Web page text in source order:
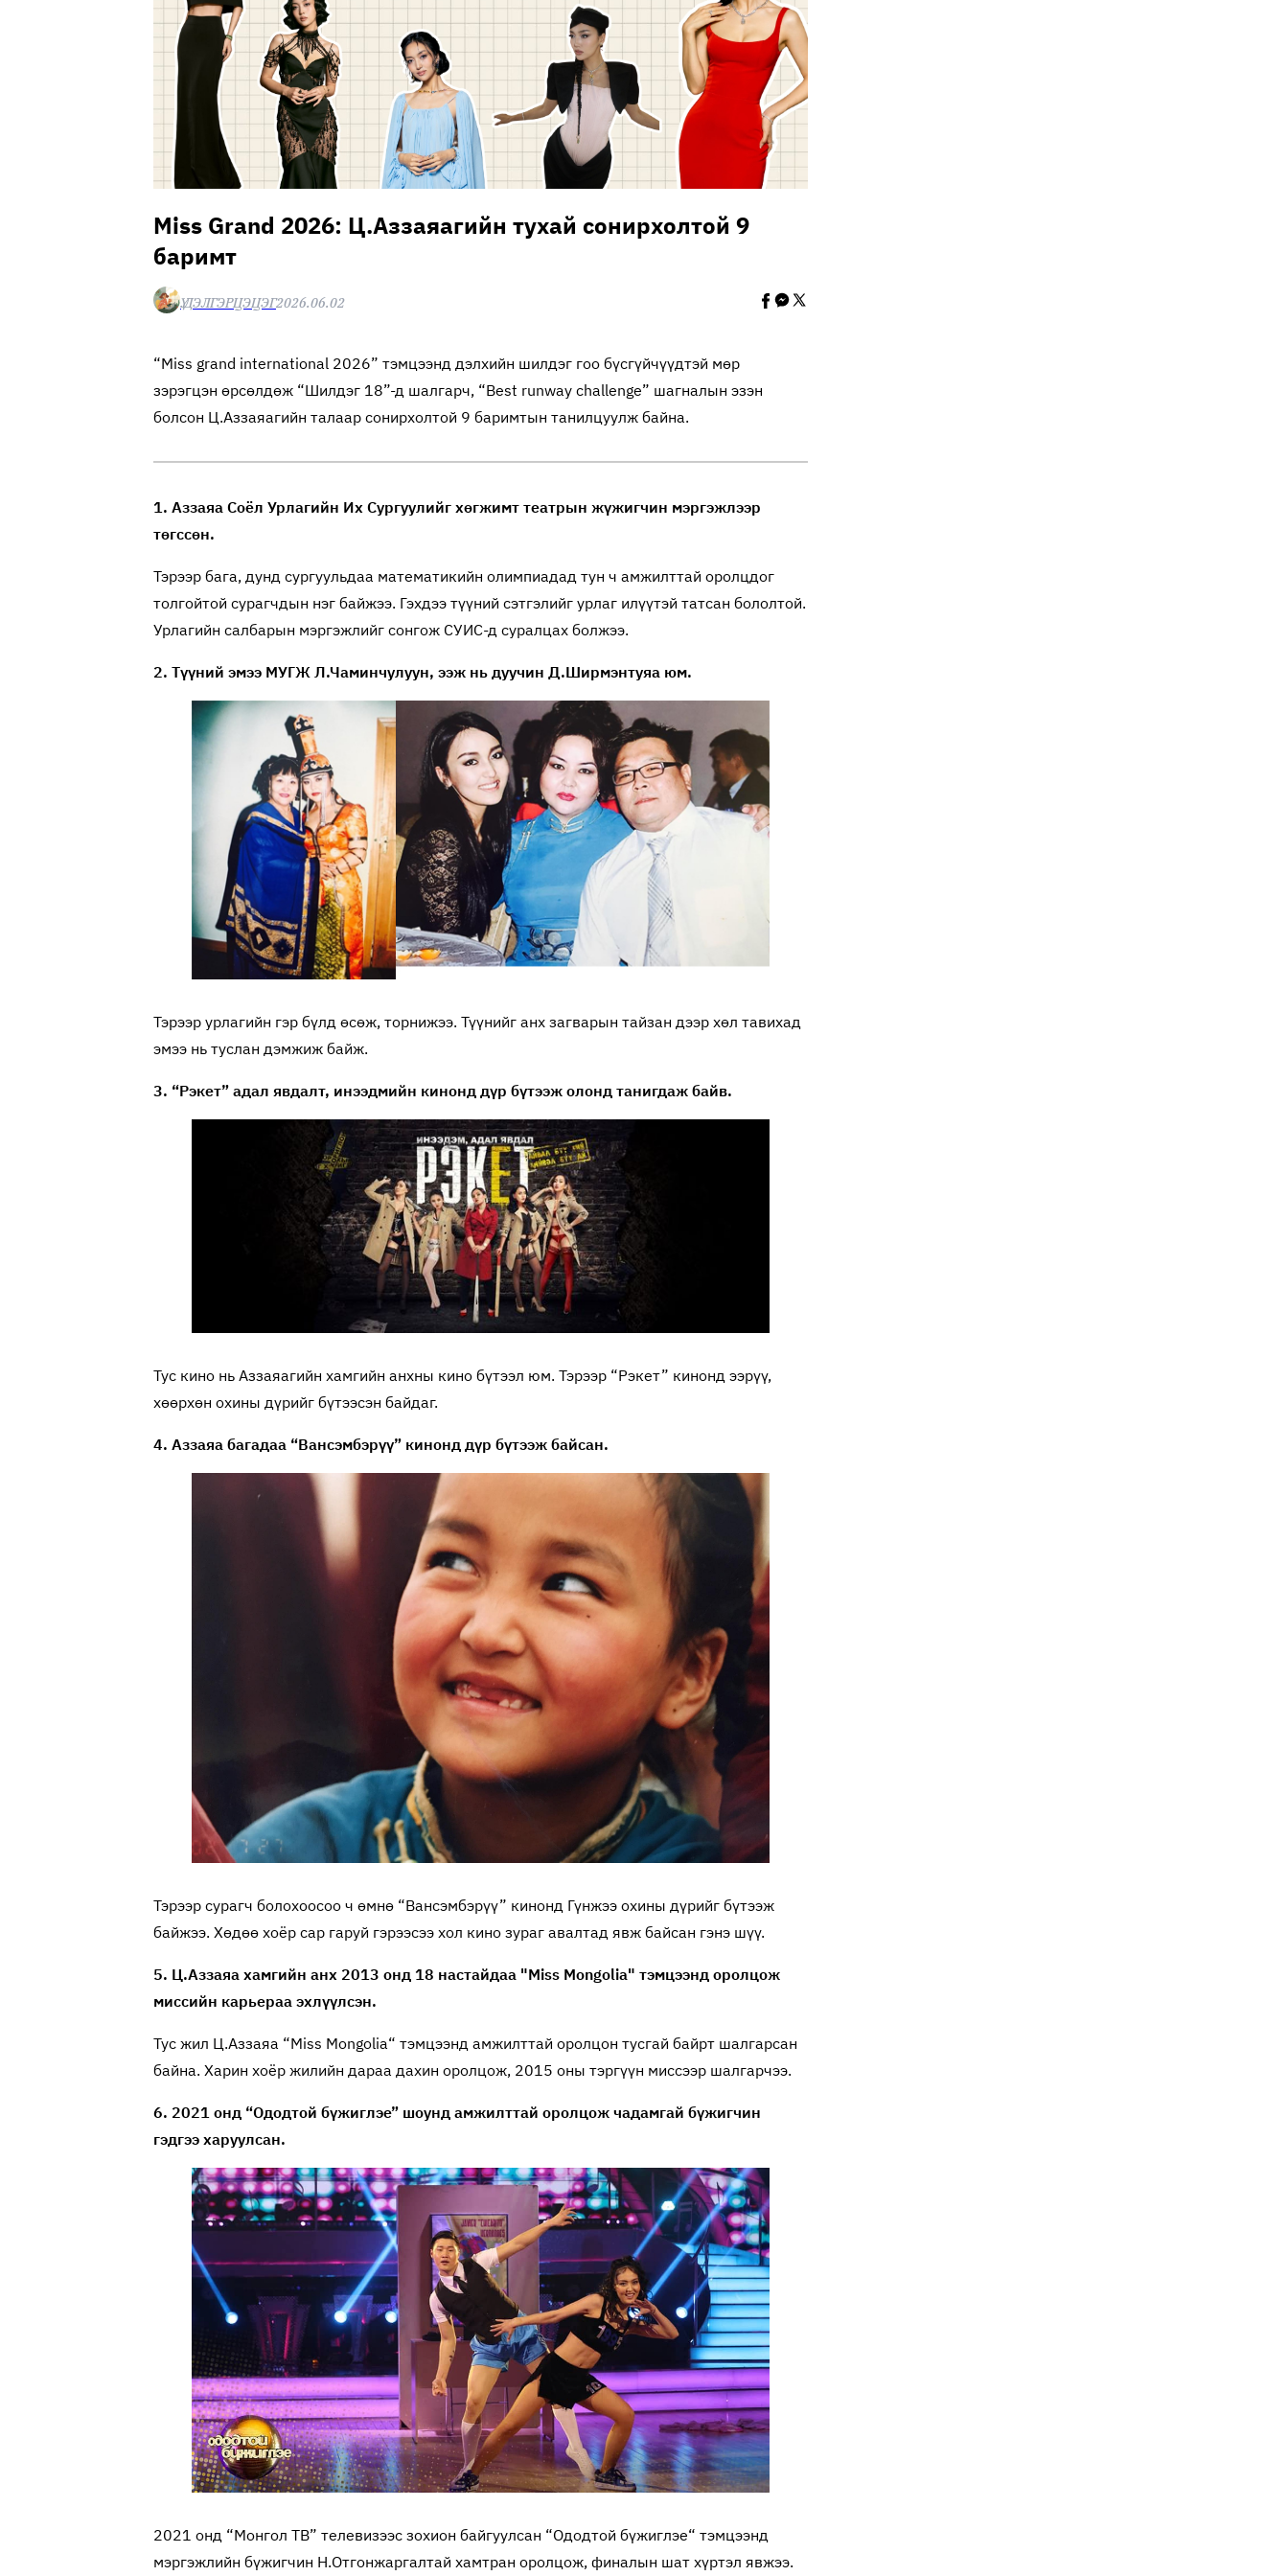
Miss Grand 2026: Ц.Аззаяагийн тухай сонирхолтой 9
баримт
Ү.ДЭЛГЭРЦЭЦЭГ2026.06.02
“Miss grand international 2026” тэмцээнд дэлхийн шилдэг гоо бүсгүйчүүдтэй мөр
зэрэгцэн өрсөлдөж “Шилдэг 18”-д шалгарч, “Best runway challenge” шагналын эзэн
болсон Ц.Аззаяагийн талаар сонирхолтой 9 баримтын танилцуулж байна.
1. Аззаяа Соёл Урлагийн Их Сургуулийг хөгжимт театрын жүжигчин мэргэжлээр
төгссөн.
Тэрээр бага, дунд сургуульдаа математикийн олимпиадад тун ч амжилттай оролцдог
толгойтой сурагчдын нэг байжээ. Гэхдээ түүний сэтгэлийг урлаг илүүтэй татсан бололтой.
Урлагийн салбарын мэргэжлийг сонгож СУИС-д суралцах болжээ.
2. Түүний эмээ МУГЖ Л.Чаминчулуун, ээж нь дуучин Д.Ширмэнтуяа юм.
Тэрээр урлагийн гэр бүлд өсөж, торнижээ. Түүнийг анх загварын тайзан дээр хөл тавихад
эмээ нь туслан дэмжиж байж.
3. “Рэкет” адал явдалт, инээдмийн кинонд дүр бүтээж олонд танигдаж байв.
Тус кино нь Аззаяагийн хамгийн анхны кино бүтээл юм. Тэрээр “Рэкет” кинонд ээрүү,
хөөрхөн охины дүрийг бүтээсэн байдаг.
4. Аззаяа багадаа “Вансэмбэрүү” кинонд дүр бүтээж байсан.
Тэрээр сурагч болохоосоо ч өмнө “Вансэмбэрүү” кинонд Гүнжээ охины дүрийг бүтээж
байжээ. Хөдөө хоёр сар гаруй гэрээсээ хол кино зураг авалтад явж байсан гэнэ шүү.
5. Ц.Аззаяа хамгийн анх 2013 онд 18 настайдаа "Miss Mongolia" тэмцээнд оролцож
миссийн карьераа эхлүүлсэн.
Тус жил Ц.Аззаяа “Miss Mongolia“ тэмцээнд амжилттай оролцон тусгай байрт шалгарсан
байна. Харин хоёр жилийн дараа дахин оролцож, 2015 оны тэргүүн миссээр шалгарчээ.
6. 2021 онд “Ододтой бүжиглэе” шоунд амжилттай оролцож чадамгай бүжигчин
гэдгээ харуулсан.
2021 онд “Монгол ТВ” телевизээс зохион байгуулсан “Ододтой бүжиглэе“ тэмцээнд
мэргэжлийн бүжигчин Н.Отгонжаргалтай хамтран оролцож, финалын шат хүртэл явжээ.